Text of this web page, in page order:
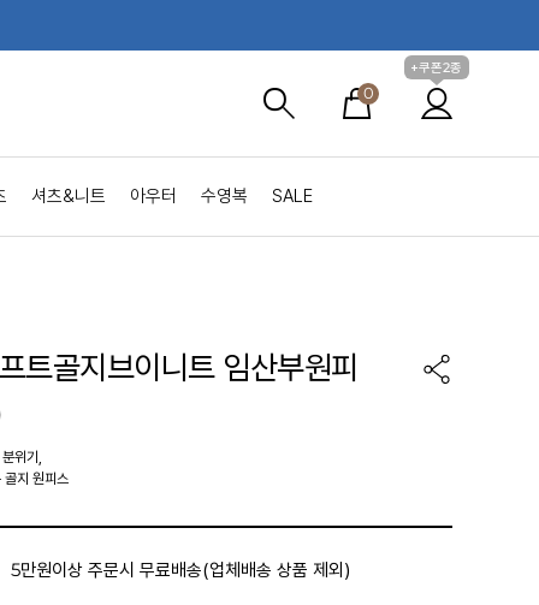
0
+쿠폰2종
셔츠&니트 아우터 수영복 SALE
트골지브이니트 임산부원피
위기,
골지 원피스
5만원이상 주문시 무료배송(업체배송 상품 제외)